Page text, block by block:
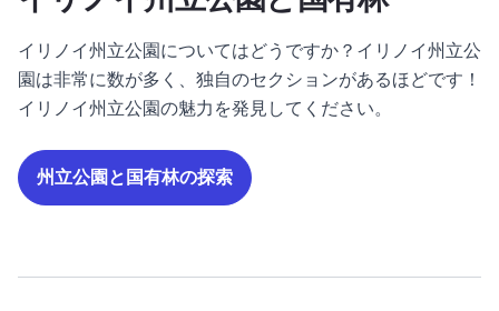
イリノイ州立公園についてはどうですか？イリノイ州立公
園は非常に数が多く、独自のセクションがあるほどです！
イリノイ州立公園の魅力を発見してください。
州立公園と国有林の探索